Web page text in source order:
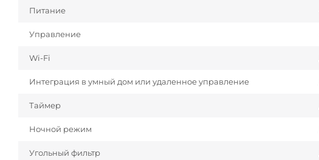
Питание
Управление
Wi-Fi
Интеграция в умный дом или удаленное управление
Таймер
Ночной режим
Угольный фильтр